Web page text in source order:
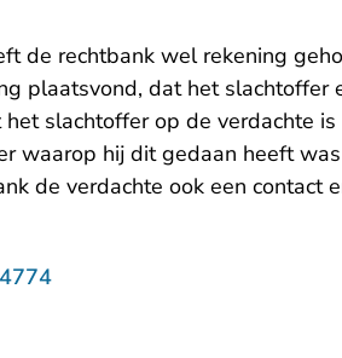
de rechtbank wel rekening
plaatsvond, dat het slachtoffer
slachtoffer op de verdachte
waarop hij dit gedaan heeft
de verdachte ook een contact
- U verlaat Rechtspraak.nl